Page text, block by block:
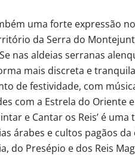
uma forte expressão
da Serra do
nas aldeias serranas
mais discreta e
de festividade, com
com a Estrela do Oriente
e Cantar os Reis’ é
árabes e cultos pagãos
do Presépio e dos Reis